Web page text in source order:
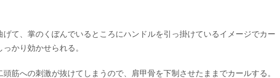
て、掌のくぼんでいるところにハンドルを引っ掛けているイメージでカー
かり効かせられる。
筋への刺激が抜けてしまうので、肩甲骨を下制させたままでカールする。